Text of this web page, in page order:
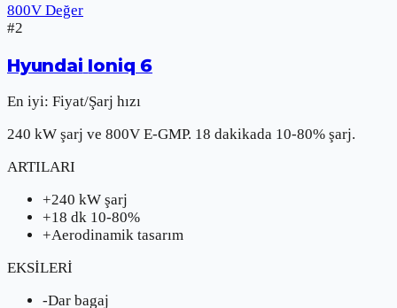
800V Değer
#2
Hyundai Ioniq 6
En iyi: Fiyat/Şarj hızı
240 kW şarj ve 800V E-GMP. 18 dakikada 10-80% şarj.
ARTILARI
+240 kW şarj
+18 dk 10-80%
+Aerodinamik tasarım
EKSİLERİ
-Dar bagaj